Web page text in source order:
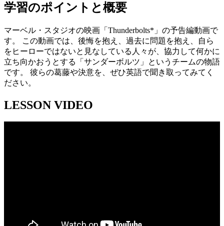
学習のポイントと概要
マーベル・スタジオの映画「Thunderbolts*」の予告編動画で
す。 この動画では、後悔を抱え、過去に問題を抱え、自ら
をヒーローではないと見なしている人々が、協力して何かに
立ち向かおうとする「サンダーボルツ」というチームの物語
です。 彼らの葛藤や決意を、ぜひ英語で聞き取ってみてく
ださい。
LESSON VIDEO